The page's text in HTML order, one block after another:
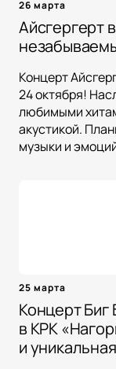
26 марта
Айсгергерт
Концерт
24 октября!
любимыми
акустикой.
музыки и
25 марта
Концерт Биг
в КРК
и